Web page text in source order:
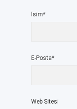
İsim*
E-Posta*
Web Sitesi